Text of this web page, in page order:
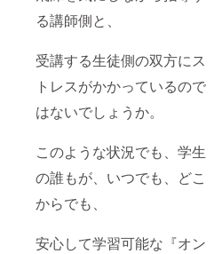
る講師側と、
受講する生徒側の双方にス
トレスがかかっているので
はないでしょうか。
このような状況でも、学生
の誰もが、いつでも、どこ
からでも、
安心して学習可能な『オン